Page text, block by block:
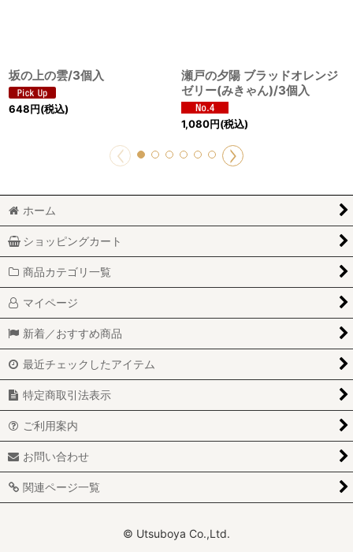
坂の上の雲/3個入
648円(税込)
瀬戸の夕陽 ブラッドオレンジ
ゼリー(みきゃん)/3個入
1,080円(税込)
ホーム
ショッピングカート
商品カテゴリ一覧
マイページ
新着／おすすめ商品
最近チェックしたアイテム
特定商取引法表示
ご利用案内
お問い合わせ
関連ページ一覧
© Utsuboya Co.,Ltd.